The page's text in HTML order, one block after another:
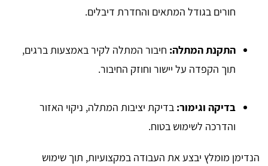
חורים בגודל המתאים והחדרת דיבלים.
התקנת המתלה: חיבור המתלה לקיר באמצעות ברגים,
תוך הקפדה על יישור וחוזק החיבור.
בדיקה וגימור: בדיקת יציבות המתלה, ניקוי האזור
והדרכה לשימוש בטוח.
הנדימן מומלץ יבצע את העבודה במקצועיות, תוך שימוש